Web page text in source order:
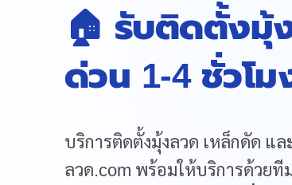
🏠 รับติดตั้งมุ้
ด่วน 1-4 ชั่วโม
บริการติดตั้งมุ้งลวด เหล็กดัด แ
ลวด.com พร้อมให้บริการด้วย